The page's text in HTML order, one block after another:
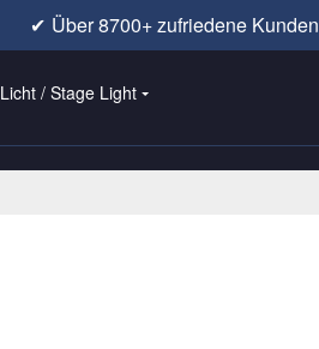
✔ Über 8700+ zufriedene Kunden
Licht / Stage Light